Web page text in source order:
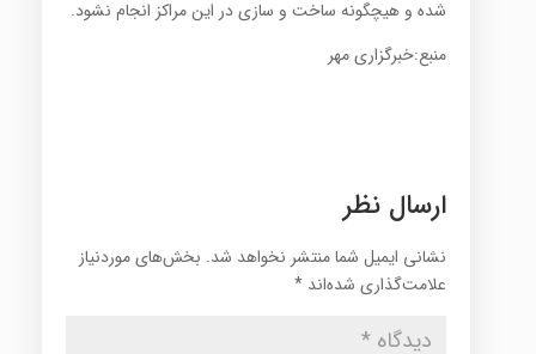
شده و هیچگونه ساخت و سازی در این مراکز انجام نشود.
منبع:خبرگزاری مهر
ارسال نظر
نشانی ایمیل شما منتشر نخواهد شد. بخش‌های موردنیاز
علامت‌گذاری شده‌اند *